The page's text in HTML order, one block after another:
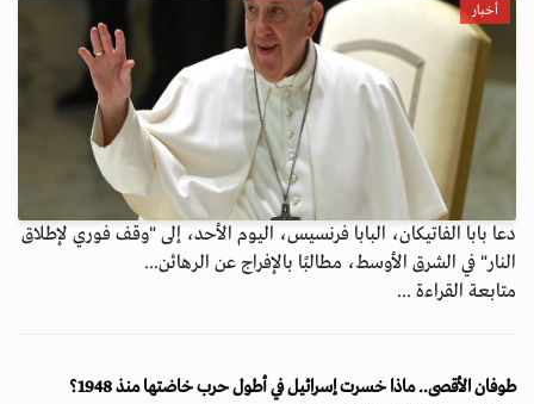
أخبار
دعا بابا الفاتيكان، البابا فرنسيس، اليوم الأحد، إلى "وقف فوري لإطلاق
النار" في الشرق الأوسط، مطالبًا بالإفراج عن الرهائن...
متابعة القراءة ...
طوفان الأقصى.. ماذا خسرت إسرائيل في أطول حرب خاضتها منذ 1948؟